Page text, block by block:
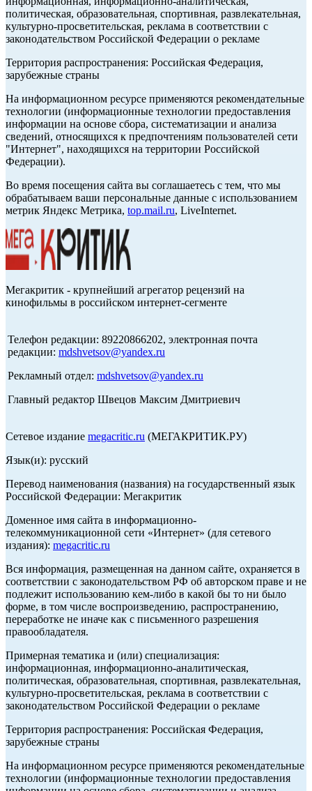
политическая, образовательная, спортивная, развлекательная,
культурно-просветительская, реклама в соответствии с
законодательством Российской Федерации о рекламе
Территория распространения: Российская Федерация,
зарубежные страны
На информационном ресурсе применяются рекомендательные
технологии (информационные технологии предоставления
информации на основе сбора, систематизации и анализа
сведений, относящихся к предпочтениям пользователей сети
"Интернет", находящихся на территории Российской
Федерации).
Во время посещения сайта вы соглашаетесь с тем, что мы
обрабатываем ваши персональные данные с использованием
метрик Яндекс Метрика, top.mail.ru, LiveInternet.
Мегакритик - крупнейший агрегатор рецензий на
кинофильмы в российском интернет-сегменте
Телефон редакции: 89220866202, электронная почта
редакции: mdshvetsov@yandex.ru
Рекламный отдел: mdshvetsov@yandex.ru
Главный редактор Швецов Максим Дмитриевич
Сетевое издание megacritic.ru (МЕГАКРИТИК.РУ)
Язык(и): русский
Перевод наименования (названия) на государственный язык
Российской Федерации: Мегакритик
Доменное имя сайта в информационно-
телекоммуникационной сети «Интернет» (для сетевого
издания): megacritic.ru
Вся информация, размещенная на данном сайте, охраняется в
соответствии с законодательством РФ об авторском праве и не
подлежит использованию кем-либо в какой бы то ни было
форме, в том числе воспроизведению, распространению,
переработке не иначе как с письменного разрешения
правообладателя.
Примерная тематика и (или) специализация:
информационная, информационно-аналитическая,
политическая, образовательная, спортивная, развлекательная,
культурно-просветительская, реклама в соответствии с
законодательством Российской Федерации о рекламе
Территория распространения: Российская Федерация,
зарубежные страны
На информационном ресурсе применяются рекомендательные
технологии (информационные технологии предоставления